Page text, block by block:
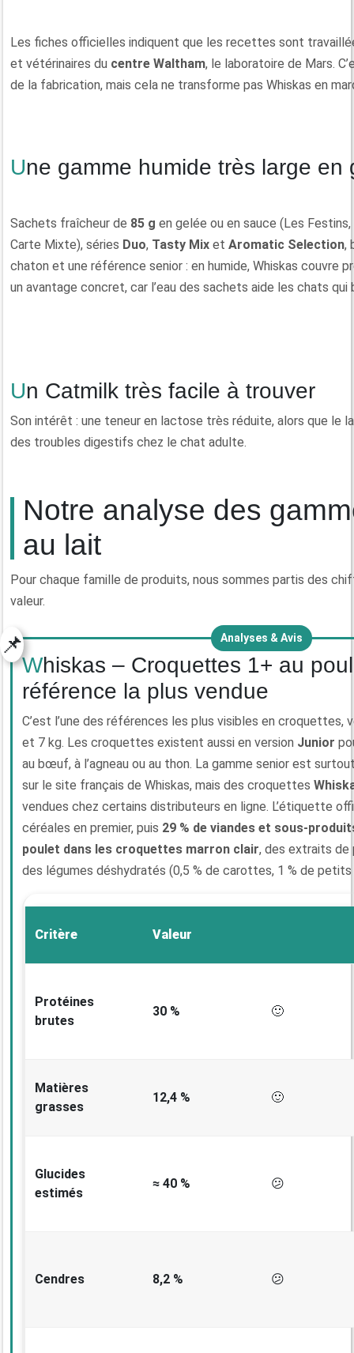
Les fiches officielles indiquent que les recettes sont
et vétérinaires du centre Waltham, le laboratoire de Mars.
de la fabrication, mais cela ne transforme pas Whiskas en
Une gamme humide très large
Sachets fraîcheur de 85 g en gelée ou en sauce (Les
Carte Mixte), séries Duo, Tasty Mix et Aromatic Selection,
chaton et une référence senior : en humide, Whiskas couvre
un avantage concret, car l’eau des sachets aide les chats qui
Un Catmilk très facile à trouver
Son intérêt : une teneur en lactose très réduite, alors que le
des troubles digestifs chez le chat adulte.
Notre analyse des
au lait
Pour chaque famille de produits, nous sommes partis des
valeur.
Analyses & Avis
📌
Whiskas – Croquettes 1+ au poulet : la
référence la plus vendue
C’est l’une des références les plus visibles en croquettes,
et 7 kg. Les croquettes existent aussi en version Junior
au bœuf, à l’agneau ou au thon. La gamme senior est
sur le site français de Whiskas, mais des croquettes
vendues chez certains distributeurs en ligne. L’étiquette
céréales en premier, puis 29 % de viandes et sous-
poulet dans les croquettes marron clair, des extraits
des légumes déshydratés (0,5 % de carottes, 1 % de petits
Critère Valeur
Protéines
brutes
30 % 🙂
Matières
grasses
12,4 % 🙂
Glucides
estimés
≈ 40 % 😕
Cendres 8,2 % 😕